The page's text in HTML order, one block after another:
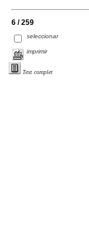
6 / 259
seleccionar
imprimir
Text complet